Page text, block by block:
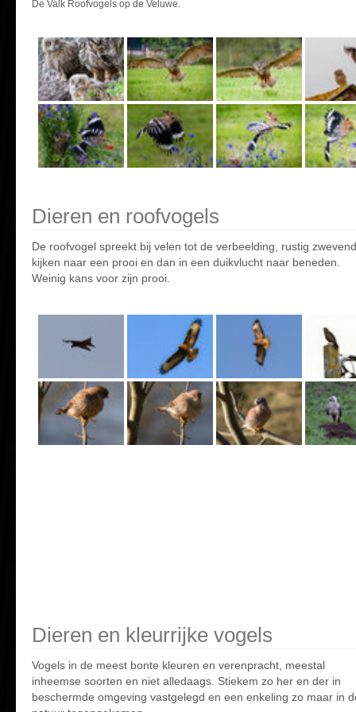
De Valk Roofvogels op de Veluwe.
Dieren en roofvogels
De roofvogel spreekt bij velen tot de verbeelding, rustig zwevend
kijken naar een prooi en dan in een duikvlucht naar beneden.
Weinig kans voor zijn prooi.
Dieren en kleurrijke vogels
Vogels in de meest bonte kleuren en verenpracht, meestal
inheemse soorten en niet alledaags. Stiekem zo her en der in
beschermde omgeving vastgelegd en een enkeling zo maar in